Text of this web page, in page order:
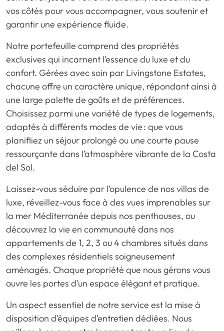
vos côtés pour vous accompagner, vous soutenir et
garantir une expérience fluide.
Notre portefeuille comprend des propriétés
exclusives qui incarnent l’essence du luxe et du
confort. Gérées avec soin par Livingstone Estates,
chacune offre un caractère unique, répondant ainsi à
une large palette de goûts et de préférences.
Choisissez parmi une variété de types de logements,
adaptés à différents modes de vie : que vous
planifiiez un séjour prolongé ou une courte pause
ressourçante dans l’atmosphère vibrante de la Costa
del Sol.
Laissez-vous séduire par l’opulence de nos villas de
luxe, réveillez-vous face à des vues imprenables sur
la mer Méditerranée depuis nos penthouses, ou
découvrez la vie en communauté dans nos
appartements de 1, 2, 3 ou 4 chambres situés dans
des complexes résidentiels soigneusement
aménagés. Chaque propriété que nous gérons vous
ouvre les portes d’un espace élégant et pratique.
Un aspect essentiel de notre service est la mise à
disposition d’équipes d’entretien dédiées. Nous